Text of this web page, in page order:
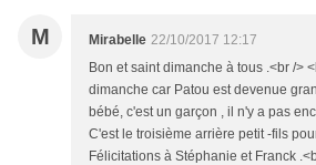
M Mirabelle 22/10/2017 12:17
Bon et saint dimanche à tous .<br />
dimanche car Patou est devenue
bébé, c'est un garçon , il n'y a pas
C'est le troisième arrière petit -fils
Félicitations à Stéphanie et Franck